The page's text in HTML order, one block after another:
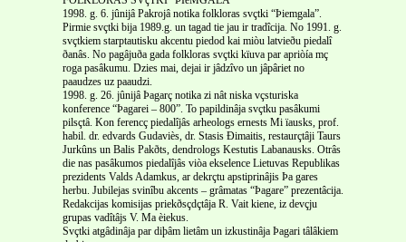
1998. g. 6. jûnijâ Pakrojâ notika folkloras svçtki “Þiemgala”.
Pirmie svçtki bija 1989.g. un tagad tie jau ir tradîcija. No 1991. g.
svçtkiem starptautisku akcentu piedod kai miòu latvieðu piedalî
ðanâs. No pagâjuða gada folkloras svçtki kïuva par apriòía mç
roga pasâkumu. Dzies mai, dejai ir jâdzîvo un jâpâriet no
paaudzes uz paaudzi.
1998. g. 26. jûnijâ Þagarç notika zi nât niska vçsturiska
konference “Þagarei – 800”. To papildinâja svçtku pasâkumi
pilsçtâ. Kon ferencç piedalîjâs arheologs ernests Mi ïausks, prof.
habil. dr. edvards Gudaviès, dr. Stasis Ðimaitis, restaurçtâji Taurs
Jurkûns un Balis Pakðts, dendrologs Kestutis Labanausks. Otrâs
die nas pasâkumos piedalîjâs viòa ekselence Lietuvas Republikas
prezidents Valds Adamkus, ar dekrçtu apstiprinâjis Þa gares
herbu. Jubilejas svinîbu akcents – grâmatas “Þagare” prezentâcija.
Redakcijas komisijas priekðsçdçtâja R. Vait kiene, iz devçju
grupas vadîtâjs V. Ma èiekus.
Svçtki atgâdinâja par diþâm lietâm un izkustinâja Þagari tâlâkiem